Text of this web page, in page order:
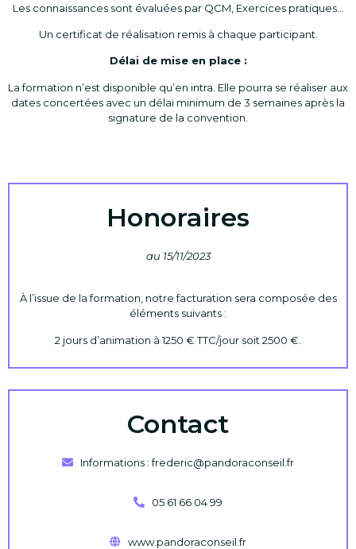
Les connaissances sont évaluées par QCM, Exercices pratiques…
Un certificat de réalisation remis à chaque participant.
Délai de mise en place :
La formation n’est disponible qu’en intra. Elle pourra se réaliser aux
dates concertées avec un délai minimum de 3 semaines après la
signature de la convention.
Honoraires
au 15/11/2023
À l’issue de la formation, notre facturation sera composée des
éléments suivants :
2 jours d’animation à 1250 € TTC/jour soit 2500 €.
Contact
Informations : frederic@pandoraconseil.fr
05 61 66 04 99
www.pandoraconseil.fr